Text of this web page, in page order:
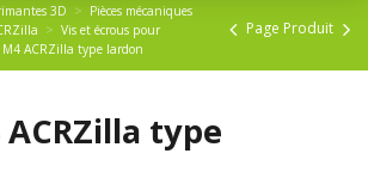
3D
Pièces mécaniques
Vis et écrous pour
M4 ACRZilla type lardon
Page Produit
type